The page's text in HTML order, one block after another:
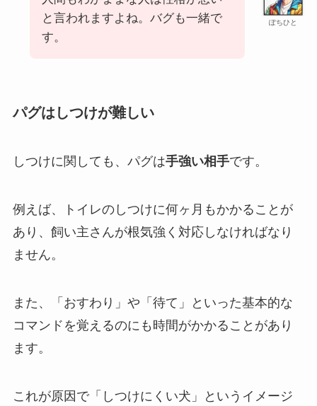
ぽちひと
と言われますよね。バグも一緒で
す。
パグはしつけが難しい
しつけに関しても、パグは手強い相手です。
例えば、トイレのしつけに何ヶ月もかかることが
あり、飼い主さんが根気強く対応しなければなり
ません。
また、「おすわり」や「待て」といった基本的な
コマンドを覚えるのにも時間がかかることがあり
ます。
これが原因で「しつけにくい犬」というイメージ